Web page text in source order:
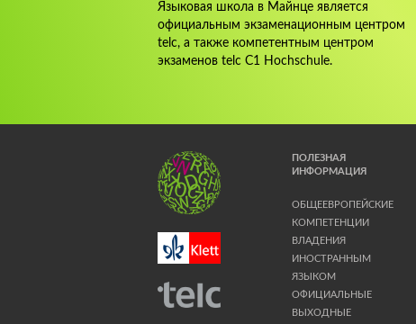
Языковая школа в Майнце является
официальным экзаменационным центром
telc, а также компетентным центром
экзаменов telc C1 Hochschule.
ПОЛЕЗНАЯ
ИНФОРМАЦИЯ
ОБЩЕЕВРОПЕЙСКИЕ
КОМПЕТЕНЦИИ
ВЛАДЕНИЯ
ИНОСТРАННЫМ
ЯЗЫКОМ
ОФИЦИАЛЬНЫЕ
ВЫХОДНЫЕ